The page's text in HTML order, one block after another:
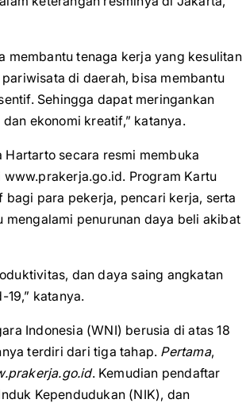
membantu tenaga kerja yang kesulitan
di daerah, bisa membantu
Sehingga dapat meringankan
ekonomi kreatif,” katanya.
secara resmi membuka
Program Kartu
para pekerja, pencari kerja, serta
penurunan daya beli akibat
dan daya saing angkatan
katanya.
Indonesia (WNI) berusia di atas 18
terdiri dari tiga tahap. Pertama,
. Kemudian pendaftar
Kependudukan (NIK), dan